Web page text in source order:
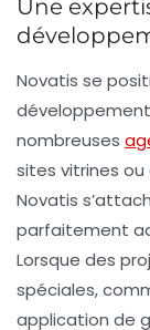
Une
Novatis se
nombreuses
sites vitrines ou
Novatis
parfaitement
Lorsque des
spéciales,
application de